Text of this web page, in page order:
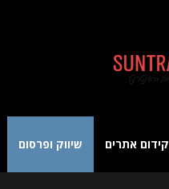
קידום אתרים שיווק ופרסום